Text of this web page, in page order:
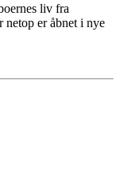
liv fra
er åbnet i nye